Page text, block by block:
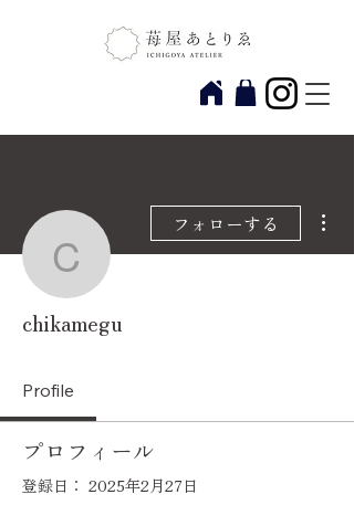
chikamegu
フォローする
chikamegu
Profile
プロフィール
登録日： 2025年2月27日